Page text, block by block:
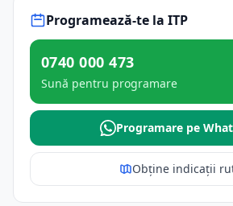
Programează-te la ITP
0740 000 473
Sună pentru programare
Programare pe
Obține indicații